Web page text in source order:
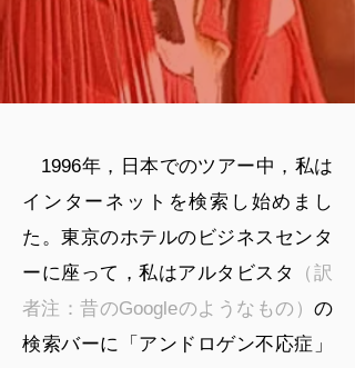
1996年，日本でのツアー中，私は
インターネットを検索し始めまし
た。東京のホテルのビジネスセンタ
ーに座って，私はアルタビスタ
（訳
者注：昔のGoogleのようなもの） の
検索バーに「アンドロゲン不応症」